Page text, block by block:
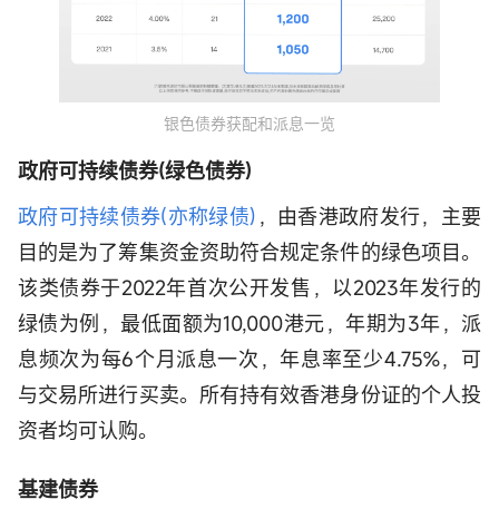
银色债券获配和派息一览
政府可持续债券(绿色债券)
政府可持续债券(亦称绿债) ，由香港政府发行，主要
目的是为了筹集资金资助符合规定条件的绿色项目。
该类债券于2022年首次公开发售，以2023年发行的
绿债为例，最低面额为10,000港元，年期为3年，派
息频次为每6个月派息一次，年息率至少4.75%，可
与交易所进行买卖。所有持有效香港身份证的个人投
资者均可认购。
基建债券